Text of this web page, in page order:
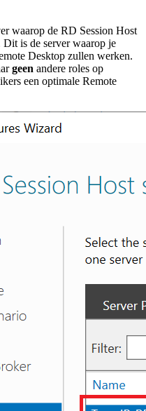
waarop de RD Session Host
is de server waarop je
Desktop zullen werken.
geen andere roles op
een optimale Remote